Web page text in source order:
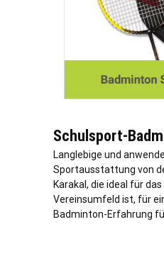
Schulsport-
Langlebige und
Sportausstattung von
Karakal, die ideal für
Vereinsumfeld ist, für
Badminton-Erfahrung